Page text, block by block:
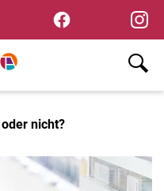
nicht?
×